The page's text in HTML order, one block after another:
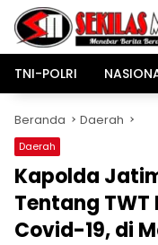
Langsung
konten
TNI-POLRI
Beranda Daerah
Daerah
Kapolda
Tentang
Covid-19, di